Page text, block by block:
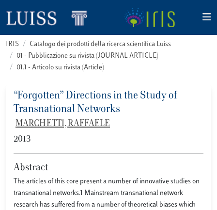
IRIS
Catalogo dei prodotti della ricerca scientifica Luiss
01 - Pubblicazione su rivista (JOURNAL ARTICLE)
01.1 - Articolo su rivista (Article)
“Forgotten” Directions in the Study of
Transnational Networks
MARCHETTI, RAFFAELE
2013
Abstract
The articles of this core present a number of innovative studies on
transnational networks.1 Mainstream transnational network
research has suffered from a number of theoretical biases which